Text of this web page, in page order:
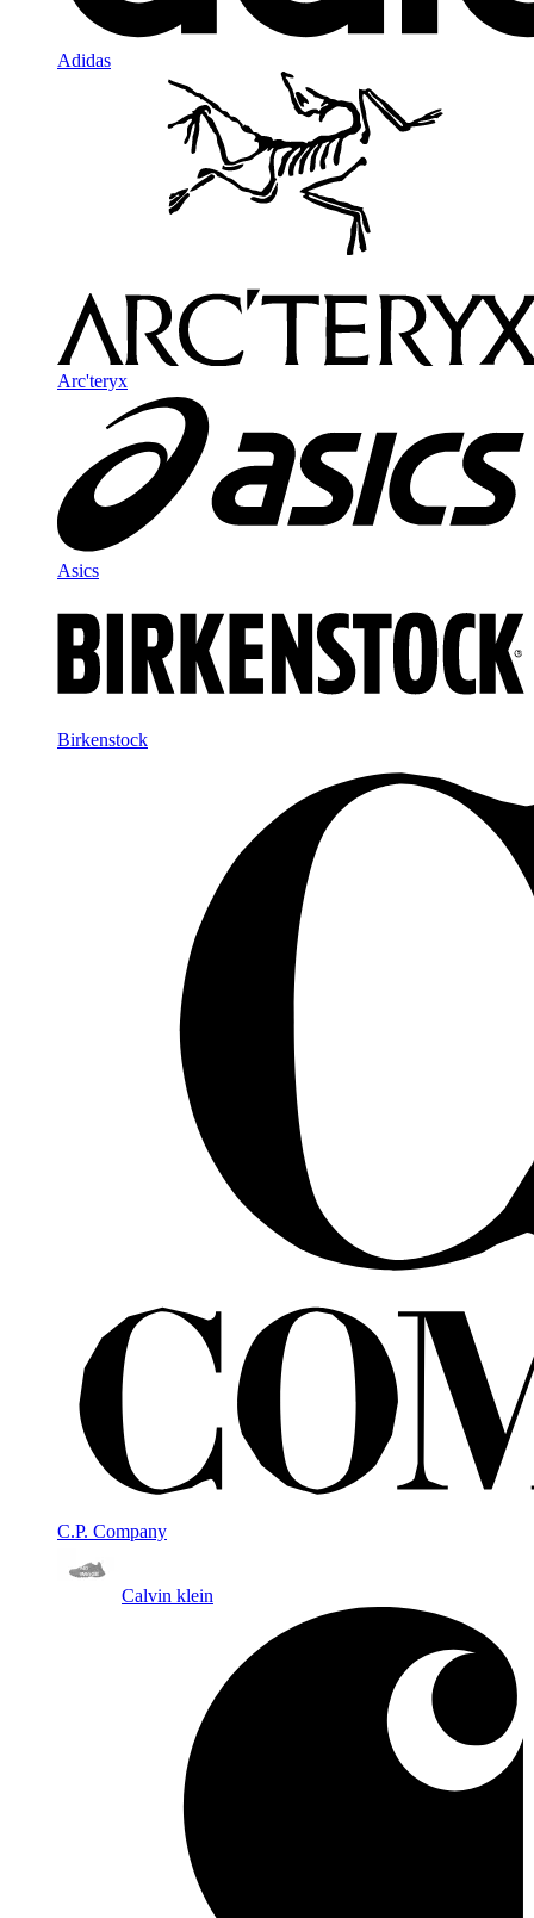
Adidas
Arc'teryx
Asics
Birkenstock
C.P. Company
Calvin klein